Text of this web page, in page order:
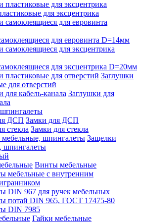
для эксцентрика
для евровинта D=14мм
для эксцентрика D=20мм
Заглушки
для отверстий
Заглушки для
Замки для ДСП
Замки для стекла
Защелки
шпингалеты
Винты мебельные
мебельные с внутренним
DIN 967 для ручек мебельных
потай DIN 965, ГОСТ 17475-80
DIN 7985
Гайки мебельные